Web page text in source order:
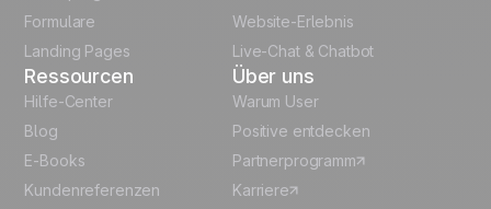
Español
Formulare
Landing Pages
Website-Erlebnis
Live-Chat & Chatbot
Ressourcen
Hilfe-Center
Blog
E-Books
Kundenreferenzen
Über uns
Warum User
Positive entdecken
Partnerprogramm
Karriere